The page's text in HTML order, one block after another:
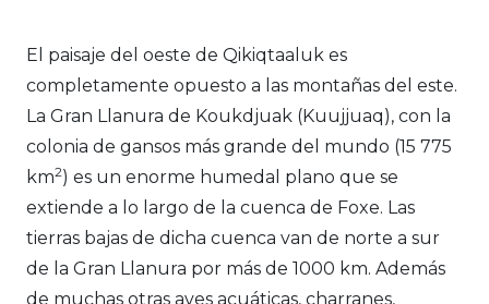
El paisaje del oeste de Qikiqtaaluk es
completamente opuesto a las montañas del este.
La Gran Llanura de Koukdjuak (Kuujjuaq), con la
colonia de gansos más grande del mundo (15 775
km2) es un enorme humedal plano que se
extiende a lo largo de la cuenca de Foxe. Las
tierras bajas de dicha cuenca van de norte a sur
de la Gran Llanura por más de 1000 km. Además
de muchas otras aves acuáticas, charranes,